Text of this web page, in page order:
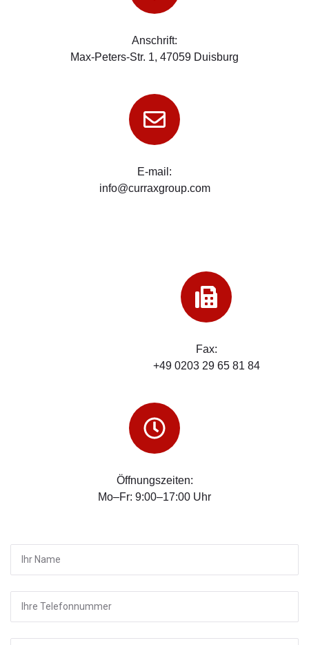
Anschrift:
Max-Peters-Str. 1, 47059 Duisburg
E-mail:
info@curraxgroup.com
Fax:
+49 0203 29 65 81 84
Öffnungszeiten:
Mo–Fr: 9:00–17:00 Uhr